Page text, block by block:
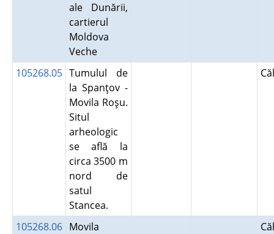
ale Dunării,
cartierul
Moldova
Veche
105268.05 Tumulul de
la Spanţov -
Movila Roşu.
Situl
arheologic
se află la
circa 3500 m
nord de
satul
Stancea.
105268.06 Movila